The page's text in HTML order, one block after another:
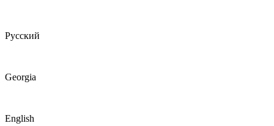
Русский
Georgia
English